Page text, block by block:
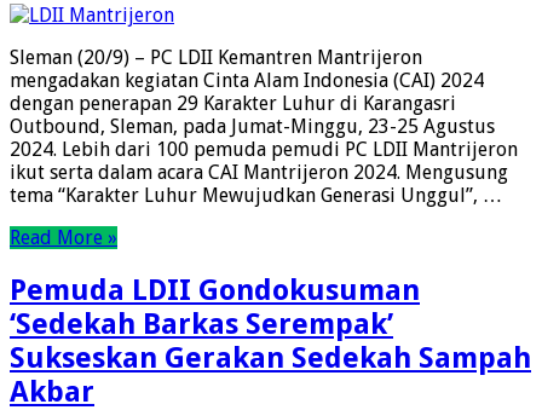
Sleman (20/9) – PC LDII Kemantren Mantrijeron
mengadakan kegiatan Cinta Alam Indonesia (CAI) 2024
dengan penerapan 29 Karakter Luhur di Karangasri
Outbound, Sleman, pada Jumat-Minggu, 23-25 Agustus
2024. Lebih dari 100 pemuda pemudi PC LDII Mantrijeron
ikut serta dalam acara CAI Mantrijeron 2024. Mengusung
tema “Karakter Luhur Mewujudkan Generasi Unggul”, …
Read More »
Pemuda LDII Gondokusuman
‘Sedekah Barkas Serempak’
Sukseskan Gerakan Sedekah Sampah
Akbar